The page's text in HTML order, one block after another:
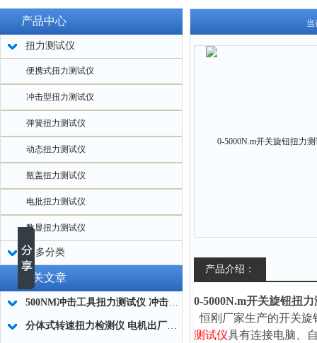
产品中心
扭力测试仪
便携式扭力测试仪
冲击型扭力测试仪
弹簧扭力测试仪
动态扭力测试仪
瓶盖扭力测试仪
电批扭力测试仪
数显扭力测试仪
更多分类
相关文章
500NM冲击工具扭力测试仪 冲击扭力计 冲击型扭矩仪厂家
分体式转速扭力检测仪 电机出厂质检扭力测试仪0-1000NM生产商
当
产品介绍：
0-5000N.m开关旋钮扭
恒刚厂家生产的开关旋
测试仪具有连接电脑、